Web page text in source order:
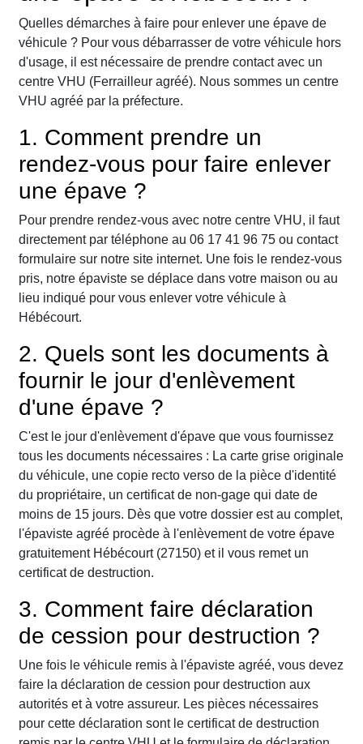
Quelles démarches à faire pour enlever une épave de
véhicule ? Pour vous débarrasser de votre véhicule hors
d'usage, il est nécessaire de prendre contact avec un
centre VHU (Ferrailleur agréé). Nous sommes un centre
VHU agréé par la préfecture.
1. Comment prendre un
rendez-vous pour faire enlever
une épave ?
Pour prendre rendez-vous avec notre centre VHU, il faut
directement par téléphone au 06 17 41 96 75 ou contact
formulaire sur notre site internet. Une fois le rendez-vous
pris, notre épaviste se déplace dans votre maison ou au
lieu indiqué pour vous enlever votre véhicule à
Hébécourt.
2. Quels sont les documents à
fournir le jour d'enlèvement
d'une épave ?
C'est le jour d'enlèvement d'épave que vous fournissez
tous les documents nécessaires : La carte grise originale
du véhicule, une copie recto verso de la pièce d'identité
du propriétaire, un certificat de non-gage qui date de
moins de 15 jours. Dès que votre dossier est au complet,
l'épaviste agréé procède à l'enlèvement de votre épave
gratuitement Hébécourt (27150) et il vous remet un
certificat de destruction.
3. Comment faire déclaration
de cession pour destruction ?
Une fois le véhicule remis à l'épaviste agréé, vous devez
faire la déclaration de cession pour destruction aux
autorités et à votre assureur. Les pièces nécessaires
pour cette déclaration sont le certificat de destruction